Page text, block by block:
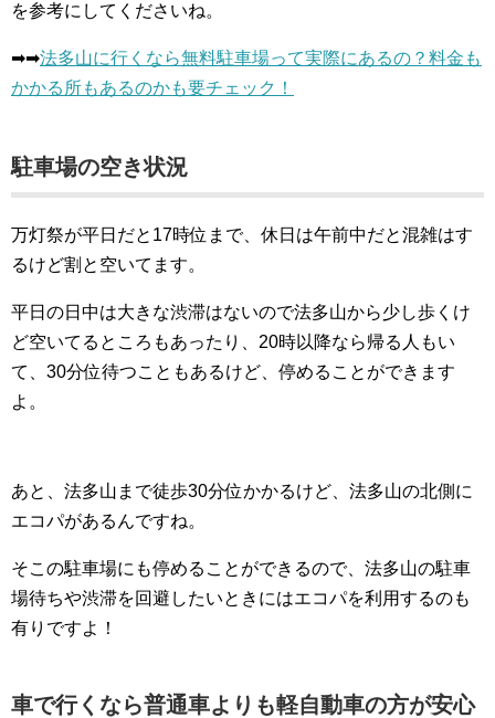
を参考にしてくださいね。
➡︎➡︎法多山に行くなら無料駐車場って実際にあるの？料金も
かかる所もあるのかも要チェック！
駐車場の空き状況
万灯祭が平日だと17時位まで、休日は午前中だと混雑はす
るけど割と空いてます。
平日の日中は大きな渋滞はないので法多山から少し歩くけ
ど空いてるところもあったり、20時以降なら帰る人もい
て、30分位待つこともあるけど、停めることができます
よ。
あと、法多山まで徒歩30分位かかるけど、法多山の北側に
エコパがあるんですね。
そこの駐車場にも停めることができるので、法多山の駐車
場待ちや渋滞を回避したいときにはエコパを利用するのも
有りですよ！
車で行くなら普通車よりも軽自動車の方が安心